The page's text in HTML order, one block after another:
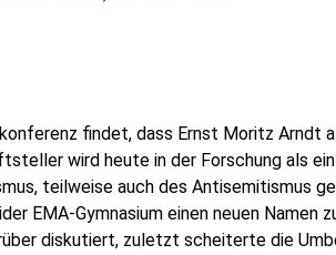
findet, dass Ernst Moritz Arndt
wird heute in der Forschung als
teilweise auch des Antisemitismus
EMA-Gymnasium einen neuen Namen
diskutiert, zuletzt scheiterte die